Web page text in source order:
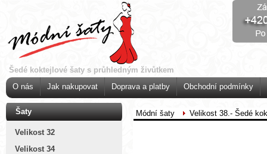
Šedé koktejlové šaty s průhledným živůtkem
O nás
Jak nakupovat Doprava a platby Obchodní podmínky
Šaty
Velikost 32
Velikost 34
Módní šaty Velikost 38.- Šedé